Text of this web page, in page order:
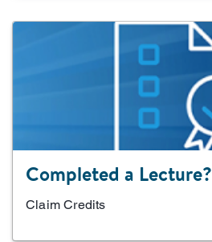
Completed a Lecture?
Claim Credits